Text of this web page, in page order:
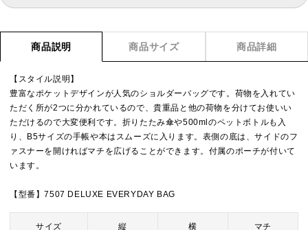
商品説明 商品サイズ 商品詳細
【スタイル説明】
豊富なポケットデザインが人気のショルダーバッグです。荷物を入れてい
ただく所が2つに分かれているので、貴重品と他の荷物を分けてお使いい
ただけるので大変便利です。折りたたみ傘や500mlのペットボトルも入
り、B5サイズの手帳や本はスムーズに入ります。表側の底は、サイドのフ
ァスナーを開ければマチを広げることができます。付属のポーチが付いて
います。
【型番】7507 DELUXE EVERYDAY BAG
サイズ 縦 横 マチ